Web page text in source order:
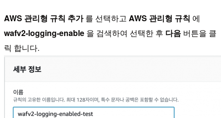
AWS 관리형 규칙 추가를 선택하고 AWS 관리형 규칙 에
wafv2-logging-enable 을 검색하여 선택한 후 다음 버튼을 클
릭 합니다.